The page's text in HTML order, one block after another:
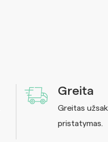
Greita
Greitas
pristatymas.